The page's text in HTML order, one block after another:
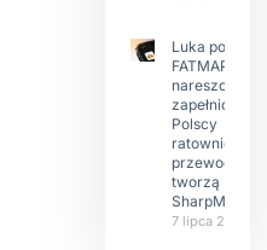
Luka po
FATMAP-ie
nareszcie
zapełniona?
Polscy
ratownicy i
przewodnicy
tworzą
SharpMap
7 lipca 2026